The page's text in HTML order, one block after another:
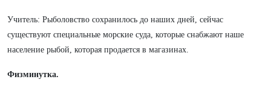
Учитель: Рыболовство сохранилось до наших дней, сейчас
существуют специальные морские суда, которые снабжают наше
население рыбой, которая продается в магазинах.
Физминутка.